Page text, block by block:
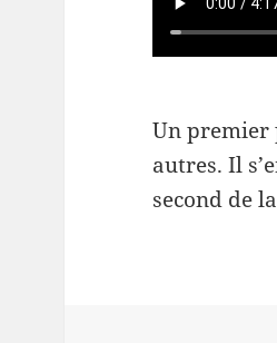
Un premier
autres. Il
second de